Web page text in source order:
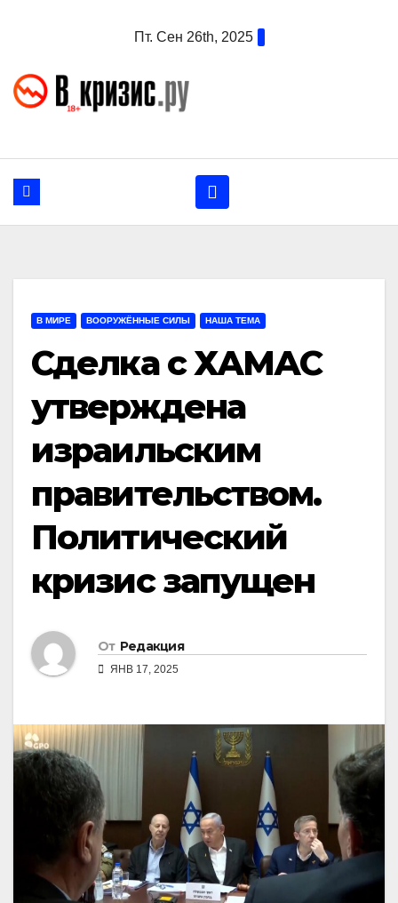
Пт. Сен 26th, 2025
В МИРЕ ВООРУЖЁННЫЕ СИЛЫ НАША ТЕМА
Сделка с ХАМАС
утверждена
израильским
правительством.
Политический
кризис запущен
От Редакция
ЯНВ 17, 2025